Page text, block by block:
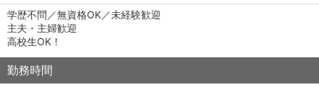
学歴不問／無資格OK／未経験歓迎
主夫・主婦歓迎
高校生OK！
勤務時間